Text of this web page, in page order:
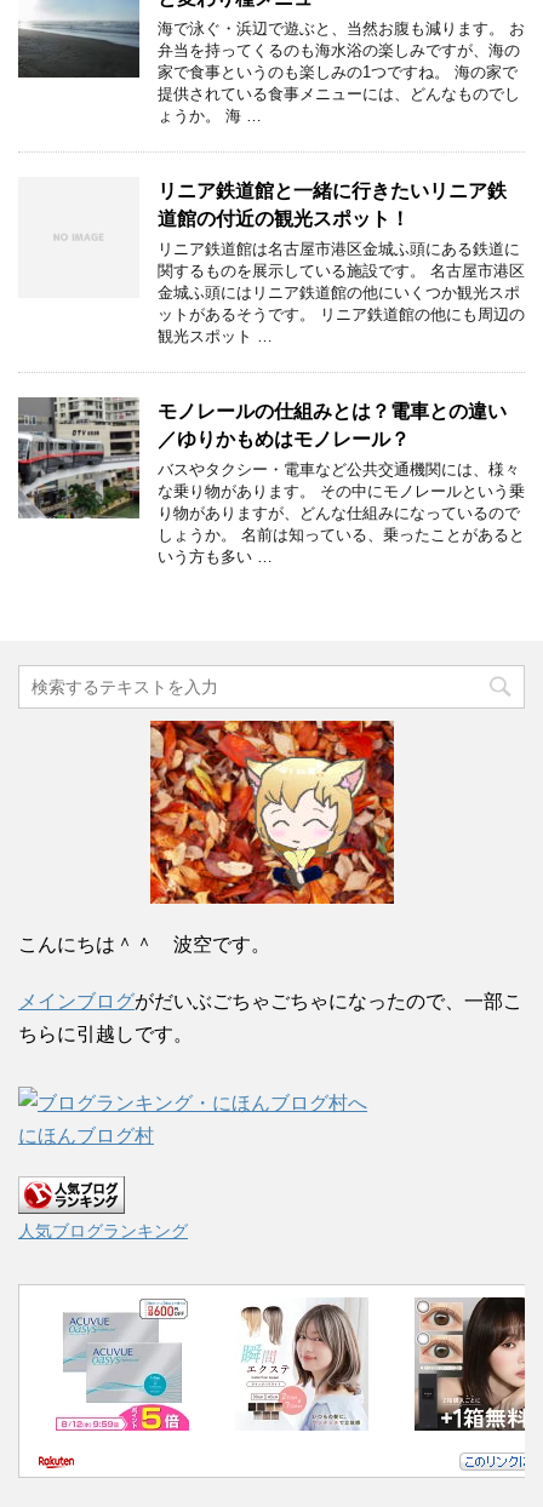
海で泳ぐ・浜辺で遊ぶと、当然お腹も減ります。 お
弁当を持ってくるのも海水浴の楽しみですが、海の
家で食事というのも楽しみの1つですね。 海の家で
提供されている食事メニューには、どんなものでし
ょうか。 海 …
リニア鉄道館と一緒に行きたいリニア鉄
道館の付近の観光スポット！
リニア鉄道館は名古屋市港区金城ふ頭にある鉄道に
関するものを展示している施設です。 名古屋市港区
金城ふ頭にはリニア鉄道館の他にいくつか観光スポ
ットがあるそうです。 リニア鉄道館の他にも周辺の
観光スポット …
モノレールの仕組みとは？電車との違い
／ゆりかもめはモノレール？
バスやタクシー・電車など公共交通機関には、様々
な乗り物があります。 その中にモノレールという乗
り物がありますが、どんな仕組みになっているので
しょうか。 名前は知っている、乗ったことがあると
いう方も多い …
こんにちは＾＾ 波空です。
メインブログがだいぶごちゃごちゃになったので、一部こ
ちらに引越しです。
にほんブログ村
人気ブログランキング